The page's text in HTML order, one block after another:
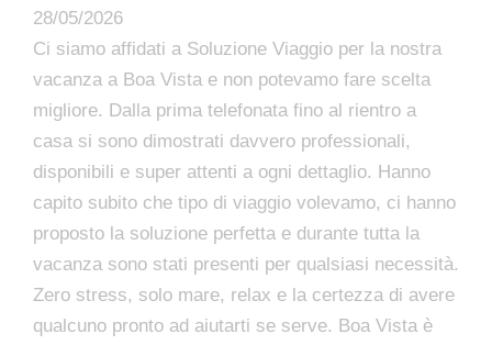
28/05/2026
Ci siamo affidati a Soluzione Viaggio per la nostra
vacanza a Boa Vista e non potevamo fare scelta
migliore. Dalla prima telefonata fino al rientro a
casa si sono dimostrati davvero professionali,
disponibili e super attenti a ogni dettaglio. Hanno
capito subito che tipo di viaggio volevamo, ci hanno
proposto la soluzione perfetta e durante tutta la
vacanza sono stati presenti per qualsiasi necessità.
Zero stress, solo mare, relax e la certezza di avere
qualcuno pronto ad aiutarti se serve. Boa Vista è